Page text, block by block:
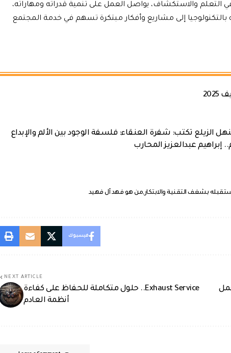
في التعلم والاستكشاف، يواصل العمل على تنمية قدراته ومهاراته،
إلى مشاريع وأفكار مبتكرة تسهم في خدمة المجتمع
الزيلع تكتب: شفرة العنقاء: فلسفة الوجود بين الألم والإبداع
إبراهيم عبدالعزيز المحارب
بشغف التقنية والابتكارمن هو فهد آل فهيد
فيسبوك
NEXT ARTICLE
Exhaust Service.. حلول متكاملة للحفاظ على كفاءة
أنظمة العادم